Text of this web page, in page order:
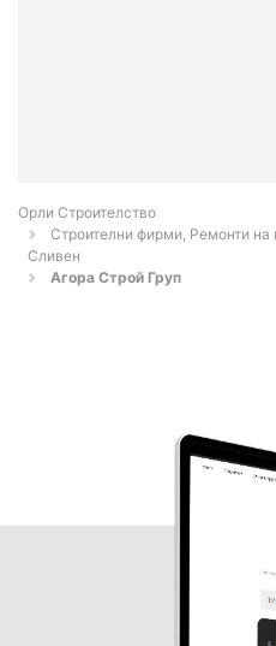
Орли Строителство
Строителни фирми, Ремонти
Сливен
Агора Строй Груп